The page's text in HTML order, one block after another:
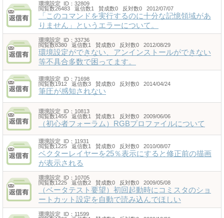
環境設定 ID：32809
閲覧数26483 返信数1 賛成数0 反対数0 2012/07/07
「このコマンドを実行するのに十分な記憶領域があ
りません」というエラーについて。
環境設定 ID：33736
閲覧数8380 返信数1 賛成数0 反対数0 2012/08/29
環境設定ができない、アンインストールができない
等不具合多数で困ってます。
環境設定 ID：71698
閲覧数1912 返信数3 賛成数0 反対数0 2014/04/24
筆圧が感知されない
環境設定 ID：10813
閲覧数1455 返信数1 賛成数1 反対数0 2009/06/06
（初心者フォーラム）RGBプロファイルについて
環境設定 ID：11931
閲覧数1225 返信数1 賛成数0 反対数0 2010/08/07
ベクターレイヤーを25％表示にすると修正前の描画
が表示される
環境設定 ID：10705
閲覧数1225 返信数2 賛成数0 反対数0 2009/05/08
（ベータテスト要望）初回起動時にコミスタのショ
ートカット設定を自動で読み込んでほしい
環境設定 ID：11599